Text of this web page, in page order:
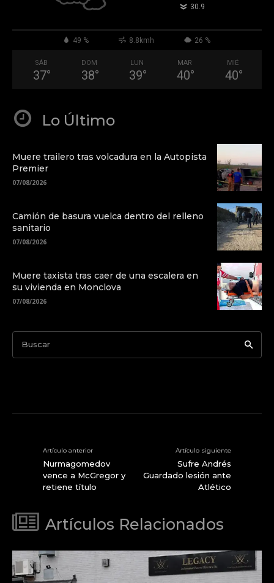
30.9
49 % 8.8kmh 26 %
SÁB
37°
DOM
38°
LUN
39°
MAR
40°
MIÉ
40°
Lo Último
Muere trailero tras volcadura en la Autopista
Premier
07/08/2026
Camión de basura vuelca dentro del relleno
sanitario
07/08/2026
Muere taxista tras caer de una escalera en
su vivienda en Monclova
07/08/2026
Buscar
Artículo anterior
Nurmagomedov
vence a McGregor y
retiene título
Artículo siguiente
Sufre Andrés
Guardado lesión ante
Atlético
Artículos Relacionados